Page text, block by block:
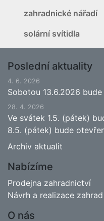
zahradnické nářadí
solární svítidla
Poslední aktuality
4. 6. 2026
Sobotou 13.6.2026
28. 4. 2026
Ve svátek 1.5. (pátek)
8.5. (pátek) bude
Archiv aktualit
Nabízíme
Prodejna zahradnictví
Návrh a realizace zahrad
O nás